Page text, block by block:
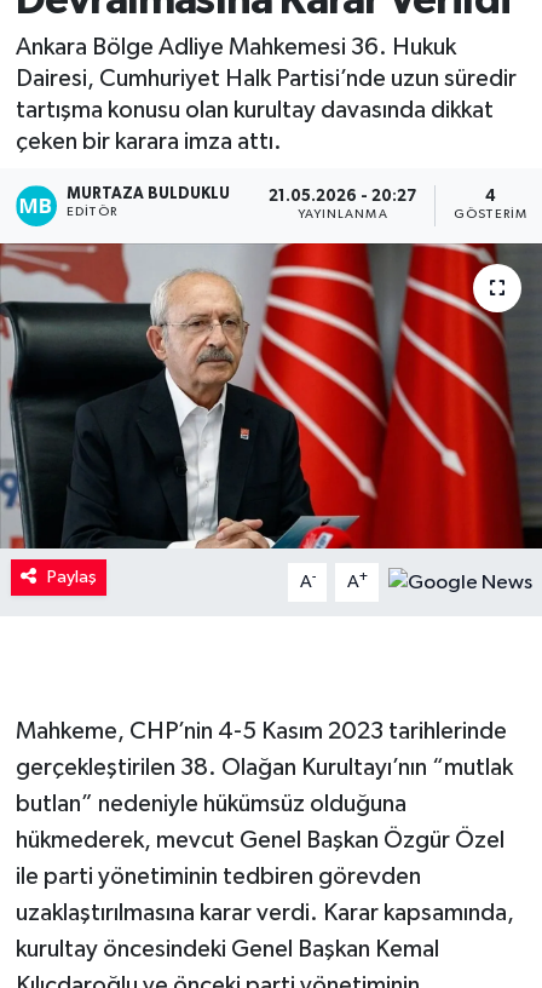
Ankara Bölge Adliye Mahkemesi 36. Hukuk
Dairesi, Cumhuriyet Halk Partisi’nde uzun süredir
tartışma konusu olan kurultay davasında dikkat
çeken bir karara imza attı.
MURTAZA BULDUKLU
EDITÖR
21.05.2026 - 20:27
YAYINLANMA
4
GÖSTERIM
Paylaş A- A+
Mahkeme, CHP’nin 4-5 Kasım 2023 tarihlerinde
gerçekleştirilen 38. Olağan Kurultayı’nın “mutlak
butlan” nedeniyle hükümsüz olduğuna
hükmederek, mevcut Genel Başkan Özgür Özel
ile parti yönetiminin tedbiren görevden
uzaklaştırılmasına karar verdi. Karar kapsamında,
kurultay öncesindeki Genel Başkan Kemal
Kadın
Magazin